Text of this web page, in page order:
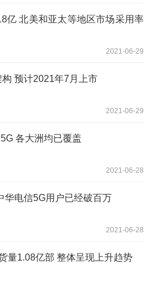
亿 北美和亚太等地区市场采用率
2021-06-29
预计2021年7月上市
2021-06-29
各大洲均已覆盖
2021-06-28
华电信5G用户已经破百万
2021-06-28
量1.08亿部 整体呈现上升趋势